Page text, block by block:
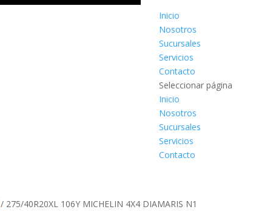
Inicio
Nosotros
Sucursales
Servicios
Contacto
Seleccionar página
Inicio
Nosotros
Sucursales
Servicios
Contacto
/ 275/40R20XL 106Y MICHELIN 4X4 DIAMARIS N1